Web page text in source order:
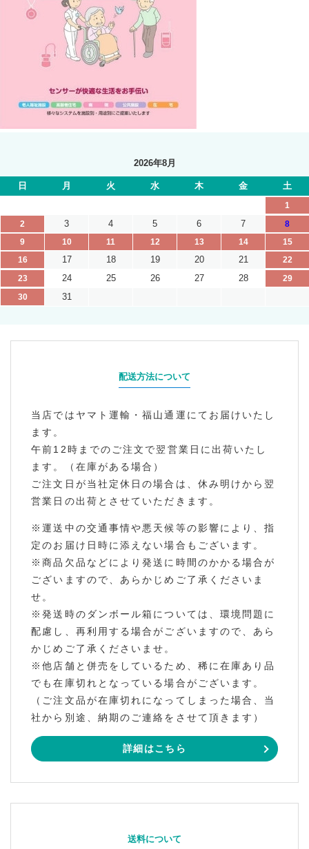
2026年8月
日 月 火 水 木 金 土
1
2
3 4 5 6 7
8
9
10 11 12 13 14
15
16
17 18 19 20 21
22
23
24 25 26 27 28
29
30
31
配送方法について
当店ではヤマト運輸・福山通運にてお届けいたし
ます。
午前12時までのご注文で翌営業日に出荷いたし
ます。（在庫がある場合）
ご注文日が当社定休日の場合は、休み明けから翌
営業日の出荷とさせていただきます。
※運送中の交通事情や悪天候等の影響により、指
定のお届け日時に添えない場合もございます。
※商品欠品などにより発送に時間のかかる場合が
ございますので、あらかじめご了承くださいま
せ。
※発送時のダンボール箱については、環境問題に
配慮し、再利用する場合がございますので、あら
かじめご了承くださいませ。
※他店舗と併売をしているため、稀に在庫あり品
でも在庫切れとなっている場合がございます。
（ご注文品が在庫切れになってしまった場合、当
社から別途、納期のご連絡をさせて頂きます）
詳細はこちら
送料について